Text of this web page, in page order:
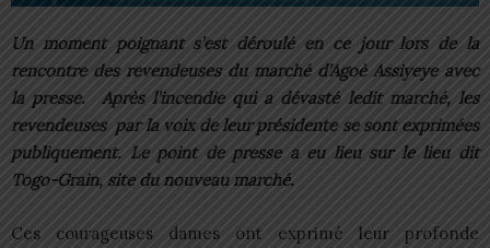
Un moment poignant s’est déroulé en ce jour lors de la
rencontre des revendeuses du marché d’Agoè Assiyeye avec
la presse. Après l’incendie qui a dévasté ledit marché, les
revendeuses par la voix de leur présidente se sont exprimées
publiquement. Le point de presse a eu lieu sur le lieu dit
Togo-Grain, site du nouveau marché.
Ces courageuses dames ont exprimé leur profonde